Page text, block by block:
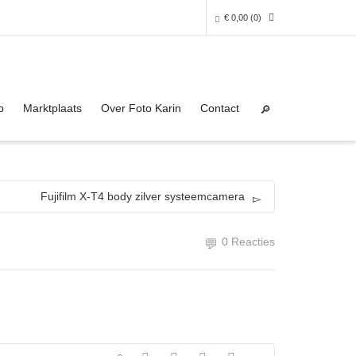
€ 0,00 (0)
NAAR DE SHOP
Marktplaats Over Foto Karin Contact
Fujifilm X-T4 body zilver systeemcamera
0 Reacties